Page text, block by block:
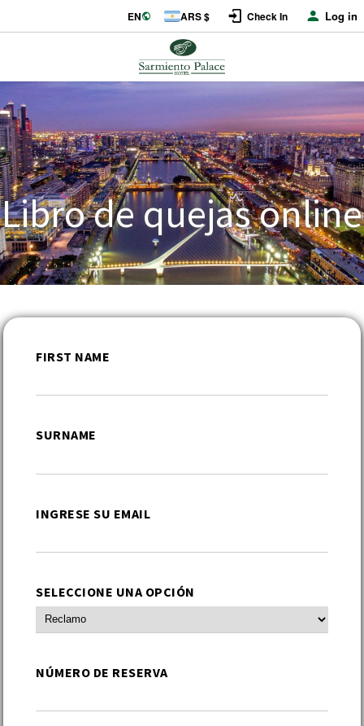
EN ARS $ Check In Log in
Libro de quejas online
FIRST NAME
SURNAME
INGRESE SU EMAIL
SELECCIONE UNA OPCIÓN
NÚMERO DE RESERVA